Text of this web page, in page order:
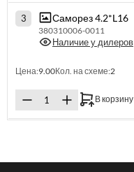
3 Саморез 4.2*L16
380310006-0011
Наличие у дилеров
Цена:9.00Кол. на схеме:2
В корзину